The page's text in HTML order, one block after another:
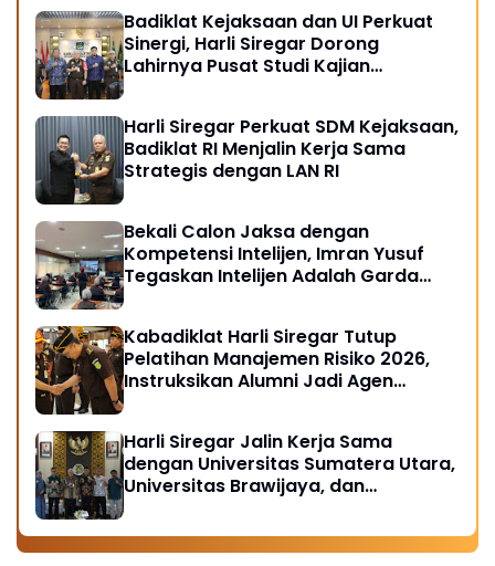
Badiklat Kejaksaan dan UI Perkuat
Sinergi, Harli Siregar Dorong
Lahirnya Pusat Studi Kajian
Harli Siregar Perkuat SDM Kejaksaan,
Badiklat RI Menjalin Kerja Sama
Strategis dengan LAN RI
Bekali Calon Jaksa dengan
Kompetensi Intelijen, Imran Yusuf
Tegaskan Intelijen Adalah Garda
Kabadiklat Harli Siregar Tutup
Pelatihan Manajemen Risiko 2026,
Instruksikan Alumni Jadi Agen
Harli Siregar Jalin Kerja Sama
dengan Universitas Sumatera Utara,
Universitas Brawijaya, dan
Peluang Pegawai Kejaksaan RI
Tempuh Pendidikan Doktor (S3)